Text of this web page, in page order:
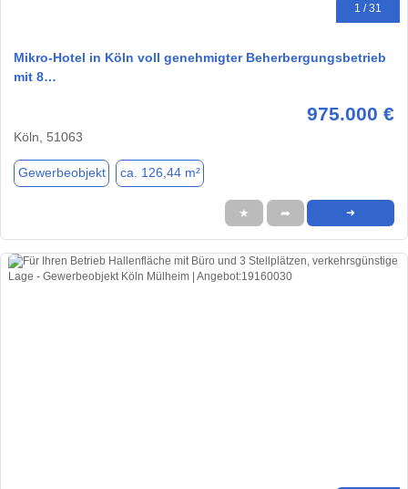
1 / 31
Mikro-Hotel in Köln voll genehmigter Beherbergungsbetrieb
mit 8…
975.000 €
Köln, 51063
Gewerbeobjekt ca. 126,44 m²
★ ➦ ➜